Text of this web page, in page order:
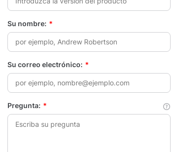
Su nombre: *
Su correo electrónico: *
Pregunta: *